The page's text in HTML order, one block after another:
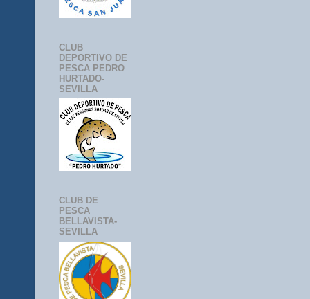
CLUB
DEPORTIVO DE
PESCA PEDRO
HURTADO-
SEVILLA
CLUB DE
PESCA
BELLAVISTA-
SEVILLA